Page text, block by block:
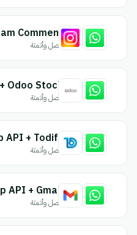
اتصل وأتمتة
Odoo Stock
اتصل وأتمتة
+ Todify
اتصل وأتمتة
API + Gmail
اتصل وأتمتة